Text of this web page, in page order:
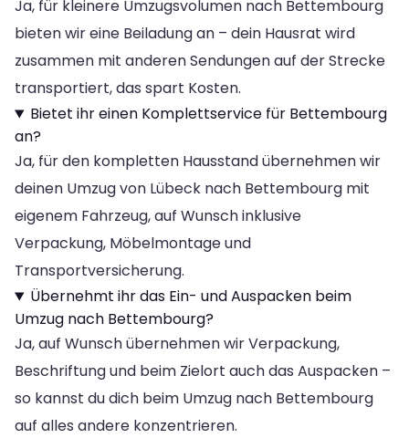
Ja, für kleinere Umzugsvolumen nach Bettembourg
bieten wir eine Beiladung an – dein Hausrat wird
zusammen mit anderen Sendungen auf der Strecke
transportiert, das spart Kosten.
Bietet ihr einen Komplettservice für Bettembourg
an?
Ja, für den kompletten Hausstand übernehmen wir
deinen Umzug von Lübeck nach Bettembourg mit
eigenem Fahrzeug, auf Wunsch inklusive
Verpackung, Möbelmontage und
Transportversicherung.
Übernehmt ihr das Ein- und Auspacken beim
Umzug nach Bettembourg?
Ja, auf Wunsch übernehmen wir Verpackung,
Beschriftung und beim Zielort auch das Auspacken –
so kannst du dich beim Umzug nach Bettembourg
auf alles andere konzentrieren.